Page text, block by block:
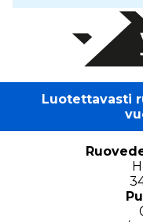
Luotettavasti